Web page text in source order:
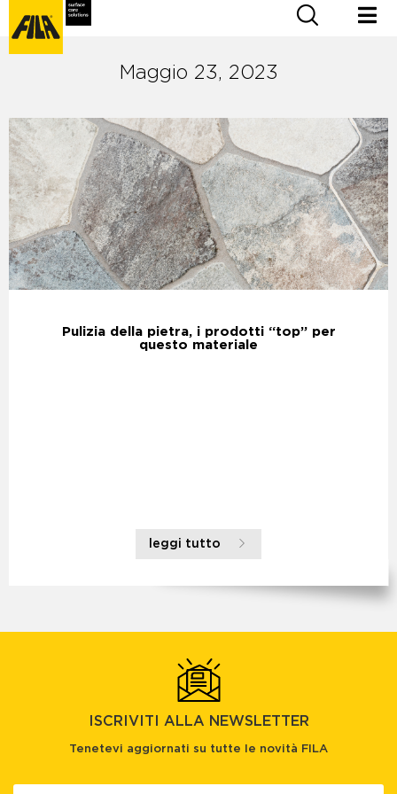
Maggio 23, 2023
Pulizia della pietra, i prodotti “top” per
questo materiale
leggi tutto
ISCRIVITI ALLA NEWSLETTER
Tenetevi aggiornati su tutte le novità FILA